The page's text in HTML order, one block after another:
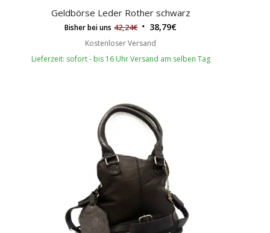
Geldbörse Leder Rother schwarz
Bisher bei uns 42,24€ 38,79€
Kostenloser Versand
Lieferzeit: sofort - bis 16 Uhr Versand am selben Tag